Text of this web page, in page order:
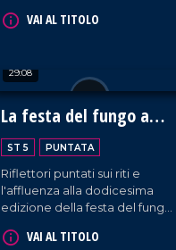
VAI AL TITOLO
29:08
La festa del fungo a
Serra San Bruno
ST 5 PUNTATA
Riflettori puntati sui riti e
l'affluenza alla dodicesima
edizione della festa del fungo
biodiversità e turismo
VAI AL TITOLO